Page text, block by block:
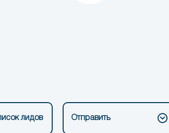
лидов Отправить